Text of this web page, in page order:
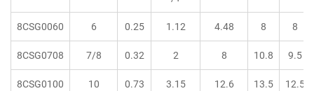
8CSG0060 6 0.25 1.12 4.48 8 8
8CSG0708 7/8 0.32 2 8 10.8 9.5
8CSG0100 10 0.73 3.15 12.6 13.5 12.5